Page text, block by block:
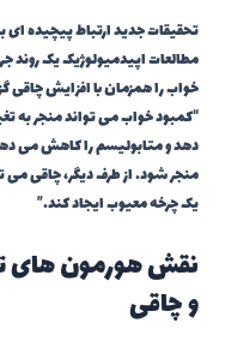
تحقیقات جدید ارتباط پیچیده ای
مطالعات اپیدمیولوژیک یک روند
خواب را همزمان با افزایش چاقی
“کمبود خواب می تواند منجر به
دهد و متابولیسم را کاهش می دهد.
منجر شود. از طرف دیگر، چاقی می
یک چرخه معیوب ایجاد کند.”
نقش هورمون های
و چاقی